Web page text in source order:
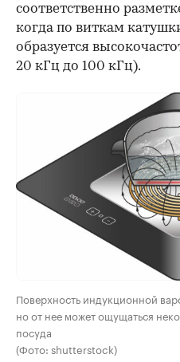
соответственно
когда по виткам
образуется
20 кГц до 100 кГц).
Поверхность индукционной
но от нее может ощущаться
посуда
(Фото: shutterstock)